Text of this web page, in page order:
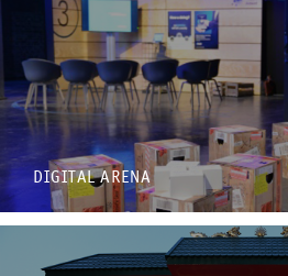
DIGITAL ARENA